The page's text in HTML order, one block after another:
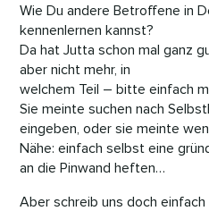
Wie Du andere Betroffene in
kennenlernen kannst?
Da hat Jutta schon mal ganz
aber nicht mehr, in
welchem Teil – bitte einfach
Sie meinte suchen nach
eingeben, oder sie meinte
Nähe: einfach selbst eine
an die Pinwand heften…
Aber schreib uns doch